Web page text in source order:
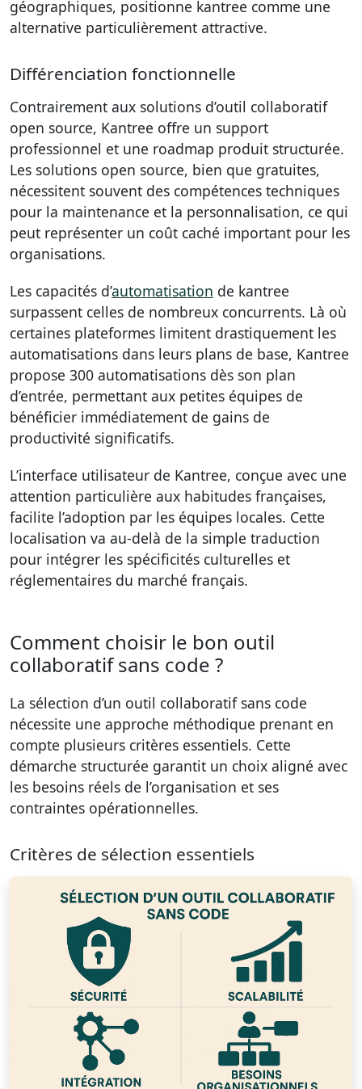
géographiques, positionne kantree comme une
alternative particulièrement attractive.
Différenciation fonctionnelle
Contrairement aux solutions d’outil collaboratif
open source, Kantree offre un support
professionnel et une roadmap produit structurée.
Les solutions open source, bien que gratuites,
nécessitent souvent des compétences techniques
pour la maintenance et la personnalisation, ce qui
peut représenter un coût caché important pour les
organisations.
Les capacités d’automatisation de kantree
surpassent celles de nombreux concurrents. Là où
certaines plateformes limitent drastiquement les
automatisations dans leurs plans de base, Kantree
propose 300 automatisations dès son plan
d’entrée, permettant aux petites équipes de
bénéficier immédiatement de gains de
productivité significatifs.
L’interface utilisateur de Kantree, conçue avec une
attention particulière aux habitudes françaises,
facilite l’adoption par les équipes locales. Cette
localisation va au-delà de la simple traduction
pour intégrer les spécificités culturelles et
réglementaires du marché français.
Comment choisir le bon outil
collaboratif sans code ?
La sélection d’un outil collaboratif sans code
nécessite une approche méthodique prenant en
compte plusieurs critères essentiels. Cette
démarche structurée garantit un choix aligné avec
les besoins réels de l’organisation et ses
contraintes opérationnelles.
Critères de sélection essentiels